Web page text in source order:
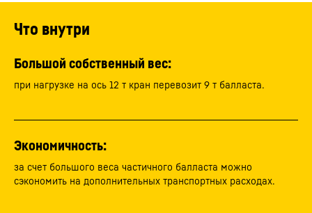
Что внутри
Большой собственный вес:
при нагрузке на ось 12 т кран перевозит 9 т балласта.
Экономичность:
за счет большого веса частичного балласта можно
сэкономить на дополнительных транспортных расходах.